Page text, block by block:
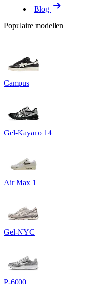
Blog
Populaire modellen
Campus
Gel-Kayano 14
Air Max 1
Gel-NYC
P-6000